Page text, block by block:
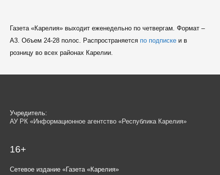
Газета «Карелия» выходит еженедельно по четвергам. Формат –
A3. Объем 24-28 полос. Распространяется по подпискеи в
розницу во всех районах Карелии.
Учредитель:
АУ РК «Информационное агентство «Республика Карелия»
16+
Сетевое издание «Газета «Карелия»